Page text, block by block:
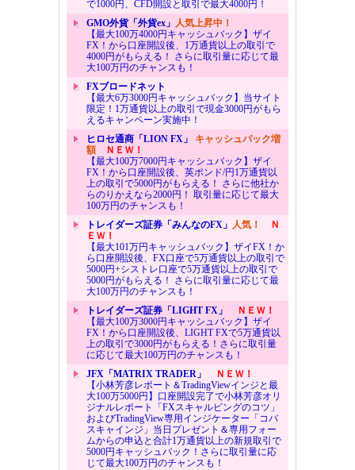
で1000円、CFD開設と取引で最大4000円！
GMO外貨「外貨ex」 人気上昇中！
【最大100万4000円キャッシュバック】ザイ
FX！から口座開設後、1万通貨以上の取引で
4000円がもらえる！ さらに取引量に応じて最
大100万円のチャンスも！
FXブロードネット
【最大6万3000円キャッシュバック】当サイト
限定！1万通貨以上の取引で現金3000円がもら
えるキャンペーン実施中！
ヒロセ通商「LION FX」 キャッシュバック増
額ＮＥＷ！
【最大100万7000円キャッシュバック】ザイ
FX！から口座開設後、英ポンド/円1万通貨以
上の取引で5000円がもらえる！ さらに他社か
らのりかえなら2000円！ 取引量に応じて最大
100万円のチャンスも！
トレイダーズ証券「みんなのFX」 人気！
Ｎ
ＥＷ！
【最大101万円キャッシュバック】ザイFX！か
ら口座開設後、FX口座で5万通貨以上の取引で
5000円+シストレ口座で5万通貨以上の取引で
5000円がもらえる！ さらに取引量に応じて最
大100万円のチャンスも！
トレイダーズ証券「LIGHT FX」
ＮＥＷ！
【最大100万3000円キャッシュバック】ザイ
FX！から口座開設後、LIGHT FXで5万通貨以
上の取引で3000円がもらえる！さらに取引量
に応じて最大100万円のチャンスも！
JFX「MATRIX TRADER」
ＮＥＷ！
【小林芳彦レポート＆TradingViewインジと最
大100万5000円】口座開設完了で小林芳彦オリ
ジナルレポート「FXスキャルピングのコツ」
およびTradingView専用インジケーター「コバ
スキャインジ」当日プレゼント＆専用フォー
ムからの申込と合計1万通貨以上の新規取引で
5000円キャッシュバック！さらに取引量に応
じて最大100万円のチャンスも！